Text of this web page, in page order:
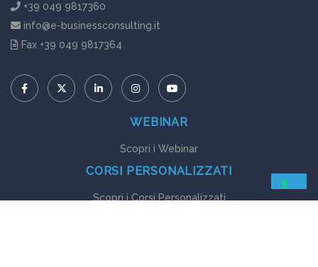
+39 049 9817360
info@e-businessconsulting.it
Fax +39 049 9817364
WEBINAR
Scopri i Webinar
CORSI PERSONALIZZATI
Scopri i Corsi Personalizzati